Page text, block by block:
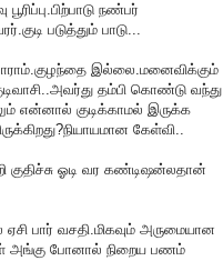
நண்பர்
படுத்தும் பாடு...
இல்லை.மனைவிக்கும்
தம்பி கொண்டு வந்து
என்னால் குடிக்காமல் இருக்க
கேள்வி..
குதிச்சு ஓடி வர கண்டிஷன்லதான்
பார் வசதி.மிகவும் அருமையான
அங்கு போனால் நிறைய பணம்